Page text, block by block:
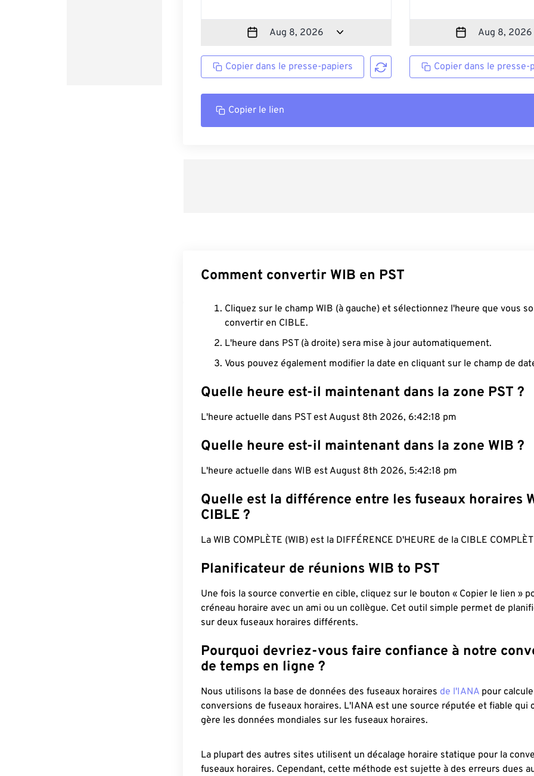
Copier dans le presse-papiers Copier dans le presse-
Copier le lien
Comment convertir WIB en PST
Cliquez sur le champ WIB (à gauche) et sélectionnez l'heure que vous
convertir en CIBLE.
L'heure dans PST (à droite) sera mise à jour automatiquement.
Vous pouvez également modifier la date en cliquant sur le champ de
Quelle heure est-il maintenant dans la zone PST ?
L'heure actuelle dans PST est August 8th 2026, 6:42:19 pm
Quelle heure est-il maintenant dans la zone WIB ?
L'heure actuelle dans WIB est August 8th 2026, 5:42:19 pm
Quelle est la différence entre les fuseaux horaires
CIBLE ?
La WIB COMPLÈTE (WIB) est la DIFFÉRENCE D'HEURE de la CIBLE
Planificateur de réunions WIB to PST
Une fois la source convertie en cible, cliquez sur le bouton « Copier le lien »
créneau horaire avec un ami ou un collègue. Cet outil simple permet de
sur deux fuseaux horaires différents.
Pourquoi devriez-vous faire confiance à notre
de temps en ligne ?
Nous utilisons la base de données des fuseaux horaires de l'IANA pour
conversions de fuseaux horaires. L'IANA est une source réputée et fiable qui
gère les données mondiales sur les fuseaux horaires.
La plupart des autres sites utilisent un décalage horaire statique pour la
fuseaux horaires. Cependant, cette méthode est sujette à des erreurs dues